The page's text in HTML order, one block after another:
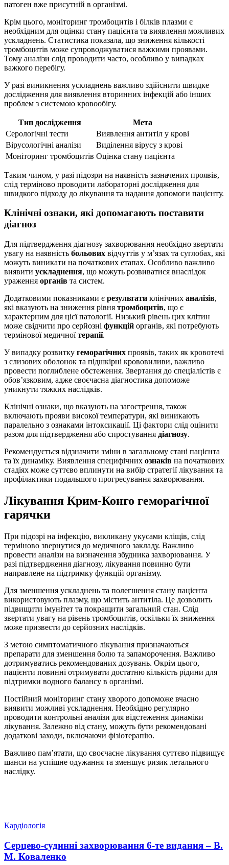
патоген вже присутній в організмі.
Крім цього, моніторинг тромбоцитів і білків плазми є
необхідним для оцінки стану пацієнта та виявлення можливих
ускладнень. Статистика показала, що зниження кількості
тромбоцитів може супроводжуватися важкими проявами.
Тому аналізи слід проводити часто, особливо у випадках
важкого перебігу.
У разі виникнення ускладнень важливо здійснити швидке
дослідження для виявлення вторинних інфекцій або інших
проблем з системою кровообігу.
Тип дослідження
Мета
Серологічні тести
Виявлення антитіл у крові
Вірусологічні аналізи
Виділення вірусу з крові
Моніторинг тромбоцитів Оцінка стану пацієнта
Таким чином, у разі підозри на наявність зазначених проявів,
слід терміново проводити лабораторні дослідження для
швидкого підходу до лікування та надання допомоги пацієнту.
Клінічні ознаки, які допомагають поставити
діагноз
Для підтвердження діагнозу захворювання необхідно звертати
увагу на наявність больових відчуттів у м’язах та суглобах, які
можуть виникати на початкових етапах. Особливо важливо
виявити ускладнення, що можуть розвиватися внаслідок
ураження органів та систем.
Додатковими показниками є результати клінічних аналізів,
які вказують на зниження рівня тромбоцитів, що є
характерним для цієї патології. Низький рівень цих клітин
може свідчити про серйозні функцій органів, які потребують
термінової медичноїтерапії.
У випадку розвитку геморагічних проявів, таких як кровотечі
з слизових оболонок та підшкірні крововиливи, важливо
провести поглиблене обстеження. Звертання до спеціалістів є
обов’язковим, адже своєчасна діагностика допоможе
уникнути тяжких наслідків.
Клінічні ознаки, що вказують на загострення, також
включають прояви високої температури, які виникають
паралельно з ознаками інтоксикації. Ці фактори слід оцінити
разом для підтвердження або спростування діагнозу.
Рекомендується відзначити зміни в загальному стані пацієнта
та їх динаміку. Виявлення специфічних ознаків на початкових
стадіях може суттєво вплинути на вибір стратегії лікування та
профілактики подальшого прогресування захворювання.
Лікування Крим-Конго геморагічної
гарячки
При підозрі на інфекцію, викликану укусами кліщів, слід
терміново звернутися до медичного закладу. Важливо
провести аналізи на визначення збудника захворювання. У
разі підтвердження діагнозу, лікування повинно бути
направлене на підтримку функцій організму.
Для зменшення ускладнень та полегшення стану пацієнта
використовують плазму, що містить антитіла. Це дозволить
підвищити імунітет та покращити загальний стан. Слід
звертати увагу на рівень тромбоцитів, оскільки їх зниження
може призвести до серйозних наслідків.
З метою симптоматичного лікування призначаються
препарати для зменшення болю та запаморочення. Важливо
дотримуватись рекомендованих дозувань. Окрім цього,
пацієнти повинні отримувати достатню кількість рідини для
підтримки водного балансу в організмі.
Постійний моніторинг стану хворого допоможе вчасно
виявити можливі ускладнення. Необхідно регулярно
проводити контрольні аналізи для відстеження динаміки
лікування. Залежно від стану, можуть бути рекомендовані
додаткові заходи, включаючи фізіотерапію.
Важливо пам’ятати, що своєчасне лікування суттєво підвищує
шанси на успішне одужання та зменшує ризик летального
наслідку.
Кардіологія
Серцево-судинні захворювання 6-те видання – В.
М. Коваленко